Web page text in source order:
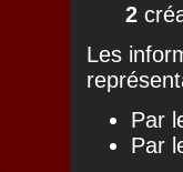
2
Les
Par
Par